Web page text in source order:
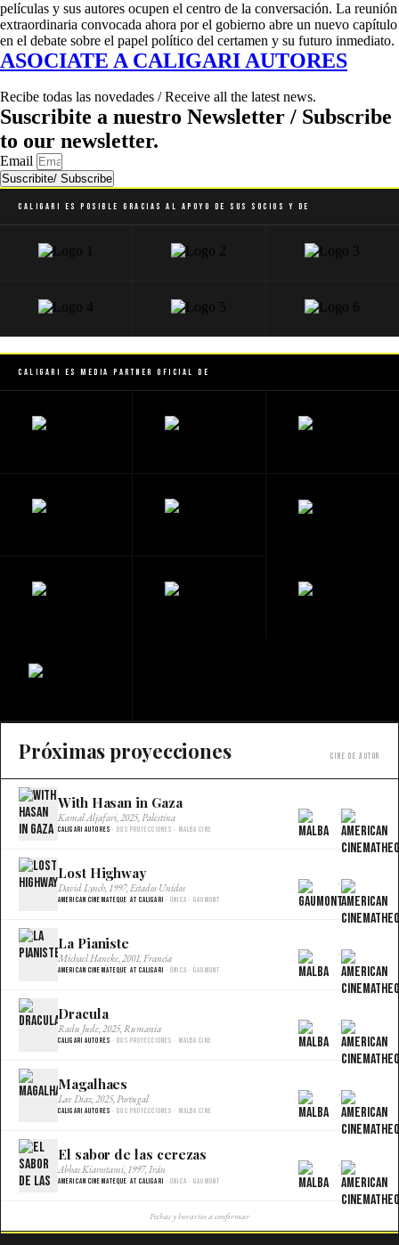
películas y sus autores ocupen el centro de la conversación. La reunión
extraordinaria convocada ahora por el gobierno abre un nuevo capítulo
en el debate sobre el papel político del certamen y su futuro inmediato.
ASOCIATE A CALIGARI AUTORES
Recibe todas las novedades / Receive all the latest news.
Suscribite a nuestro Newsletter / Subscribe
to our newsletter.
Email
Suscribite/ Subscribe
Caligari es posible gracias al apoyo de sus socios y de
Caligari es Media Partner Oficial de
Próximas proyecciones Cine de autor
With Hasan in Gaza
Kamal Aljafari, 2025, Palestina
Caligari Autores · Dos proyecciones · Malba Cine
×
Lost Highway
David Lynch, 1997, Estados Unidos
American Cinemateque at Caligari · Única · Gaumont
×
La Pianiste
Michael Haneke, 2001, Francia
American Cinemateque at Caligari · Única · Gaumont
×
Dracula
Radu Jude, 2025, Rumania
Caligari Autores · Dos proyecciones · Malba Cine
×
Magalhaes
Lav Diaz, 2025, Portugal
Caligari Autores · Dos proyecciones · Malba Cine
×
El sabor de las cerezas
Abbas Kiarostami, 1997, Irán
American Cinemateque at Caligari · Única · Gaumont
×
Fechas y horarios a confirmar